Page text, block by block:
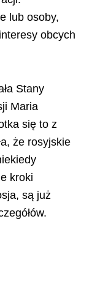
lub osoby,
obcych
Stany
Maria
się to z
że rosyjskie
kroki
są już